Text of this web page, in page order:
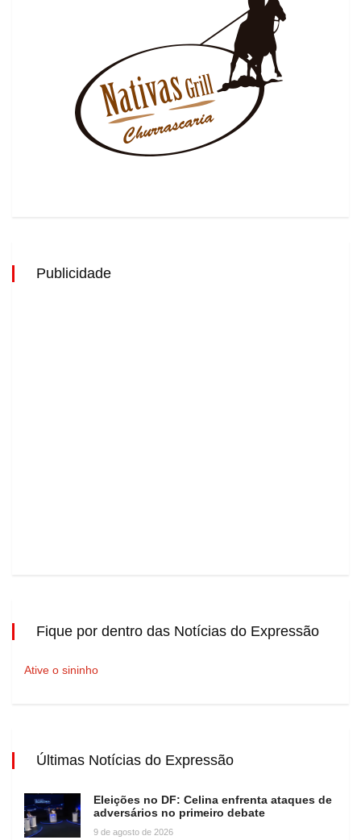
Publicidade
Fique por dentro das Notícias do Expressão
Ative o sininho
Últimas Notícias do Expressão
Eleições no DF: Celina enfrenta ataques de
adversários no primeiro debate
9 de agosto de 2026